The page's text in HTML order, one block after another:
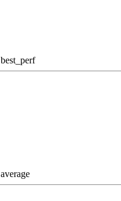
best_perf
average